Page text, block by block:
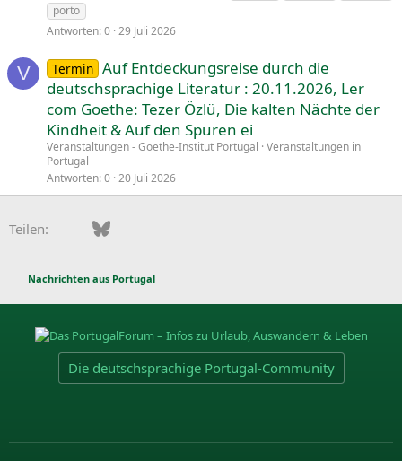
porto
Antworten 0 29 Juli 2026
V
n
Termin Auf Entdeckungsreise durch die
deutschsprachige Literatur : 20.11.2026, Ler
com Goethe: Tezer Özlü, Die kalten Nächte der
Kindheit & Auf den Spuren ei
Veranstaltungen - Goethe-Institut Portugal Veranstaltungen in
Portugal
Antworten 0 20 Juli 2026
Teilen: FacebookBluesky
Nachrichten aus Portugal
Die deutschsprachige Portugal-Community